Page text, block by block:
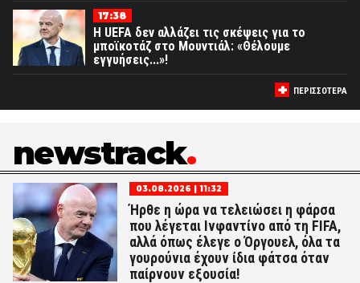
17:38
Η UEFA δεν αλλάζει τις σκέψεις για το
μποϊκοτάζ στο Μουντιάλ: «Θέλουμε
εγγυήσεις...»!
ΠΕΡΙΣΣΟΤΕΡΑ
newstrack
03.08.2026 | 11:32
Ήρθε η ώρα να τελειώσει η φάρσα
που λέγεται Ινφαντίνο από τη FIFA,
αλλά όπως έλεγε ο Όργουελ, όλα τα
γουρούνια έχουν ίδια φάτσα όταν
παίρνουν εξουσία!